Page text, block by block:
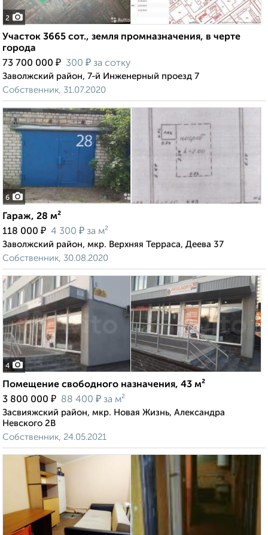
2
Участок 3665 сот., земля промназначения, в черте
города
73 700 000 ₽ 300 ₽ за сотку
Заволжский район, 7-й Инженерный проезд 7
Собственник, 31.07.2020
6
Гараж, 28 м²
118 000 ₽ 4 300 ₽ за м²
Заволжский район, мкр. Верхняя Терраса, Деева 37
Собственник, 30.08.2020
4
Помещение свободного назначения, 43 м²
3 800 000 ₽ 88 400 ₽ за м²
Засвияжский район, мкр. Новая Жизнь, Александра
Невского 2В
Собственник, 24.05.2021